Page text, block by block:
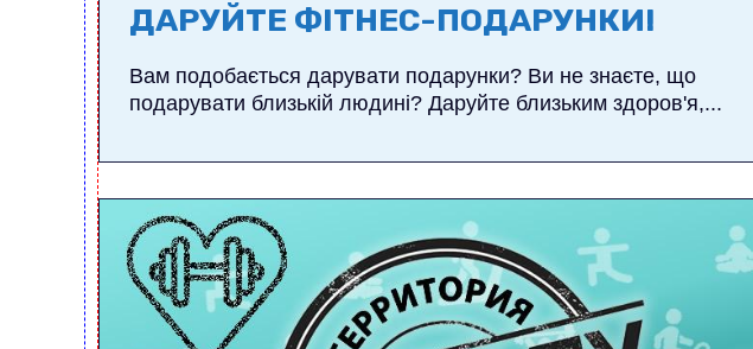
ДАРУЙТЕ ФІТНЕС-ПОДАРУНКИ!
Вам подобається дарувати подарунки? Ви не знаєте, що
подарувати близькій людині? Даруйте близьким здоров'я,...